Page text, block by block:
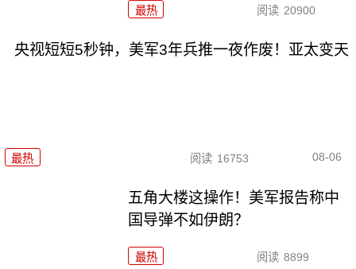
最热 阅读 20900
央视短短5秒钟，美军3年兵推一夜作废！亚太变天
最热 阅读 16753 08-06
五角大楼这操作！美军报告称中
国导弹不如伊朗？
最热 阅读 8899